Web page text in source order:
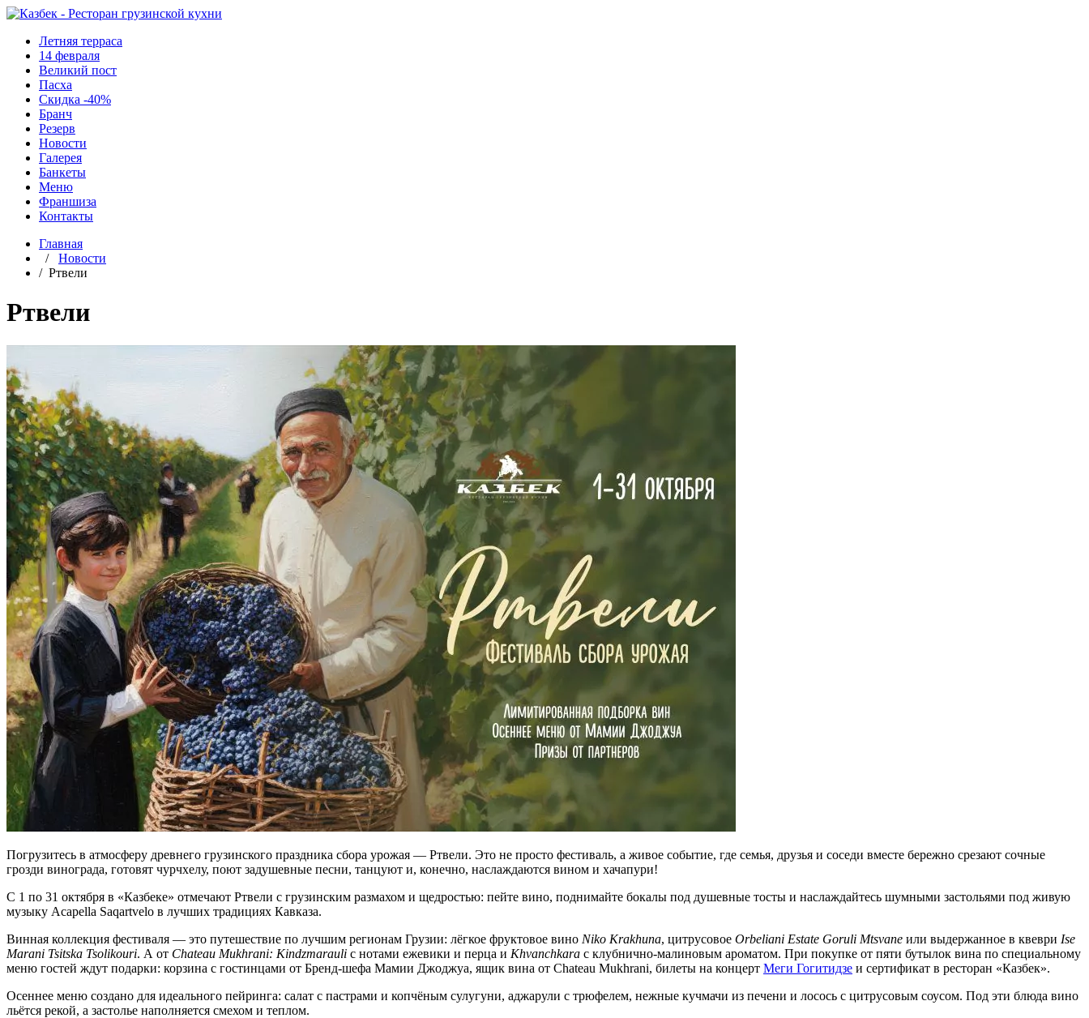
Летняя терраса
14 февраля
Великий пост
Пасха
Скидка -40%
Бранч
Резерв
Новости
Галерея
Банкеты
Меню
Франшиза
Контакты
Главная
/
Новости
/ Ртвели
Ртвели
Погрузитесь в атмосферу древнего грузинского праздника сбора урожая — Ртвели. Это не просто фестиваль, а живое событие, где семья, друзья и соседи вместе бережно срезают сочные
грозди винограда, готовят чурчхелу, поют задушевные песни, танцуют и, конечно, наслаждаются вином и хачапури!
С 1 по 31 октября в «Казбеке» отмечают Ртвели с грузинским размахом и щедростью: пейте вино, поднимайте бокалы под душевные тосты и наслаждайтесь шумными застольями под живую
музыку Acapella Saqartvelo в лучших традициях Кавказа.
Винная коллекция фестиваля — это путешествие по лучшим регионам Грузии: лёгкое фруктовое вино Niko Krakhuna, цитрусовое Orbeliani Estate Goruli Mtsvane или выдержанное в квеври Ise
Marani Tsitska Tsolikouri. А от Chateau Mukhrani: Kindzmarauli с нотами ежевики и перца и Khvanchkara с клубнично-малиновым ароматом. При покупке от пяти бутылок вина по специальному
меню гостей ждут подарки: корзина с гостинцами от Бренд-шефа Мамии Джоджуа, ящик вина от Chateau Mukhrani, билеты на концерт Меги Гогитидзе и сертификат в ресторан «Казбек».
Осеннее меню создано для идеального пейринга: салат с пастрами и копчёным сулугуни, аджарули с трюфелем, нежные кучмачи из печени и лосось с цитрусовым соусом. Под эти блюда вино
льётся рекой, а застолье наполняется смехом и теплом.